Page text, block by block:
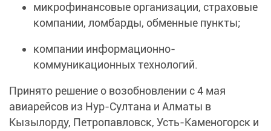
микрофинансовые организации, страховые
компании, ломбарды, обменные пункты;
компании информационно-
коммуникационных технологий.
Принято решение о возобновлении с 4 мая
авиарейсов из Нур-Султана и Алматы в
Кызылорду, Петропавловск, Усть-Каменогорск и